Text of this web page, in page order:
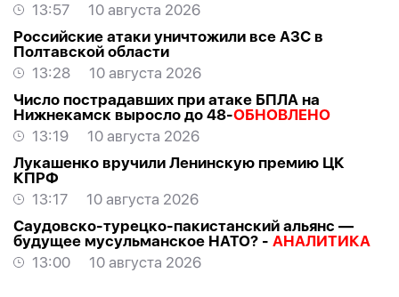
13:57
10 августа 2026
Российские атаки уничтожили все АЗС в
Полтавской области
13:28
10 августа 2026
Число пострадавших при атаке БПЛА на
Нижнекамск выросло до 48-ОБНОВЛЕНО
13:19
10 августа 2026
Лукашенко вручили Ленинскую премию ЦК
КПРФ
13:17
10 августа 2026
Саудовско-турецко-пакистанский альянс —
будущее мусульманское НАТО? - АНАЛИТИКА
13:00
10 августа 2026